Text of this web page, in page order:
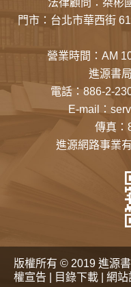
法律顧問：桀彬
門市： 台北市華西街
營業時間：AM
進源書
電話： 886-2-
E-mail：
傳真：
進源網路事業
版權所有 © 2019 進源書
權宣告
目錄下載 網站